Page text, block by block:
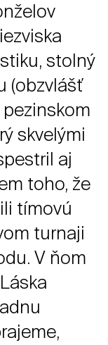
stolný
(obzvlášť
skvelými
aj
toho, že
tímovú
turnaji
V ňom